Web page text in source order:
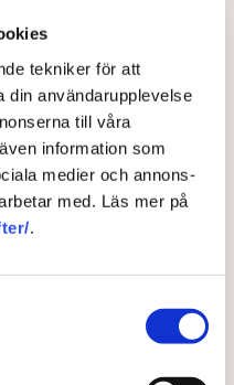
tekniker för att
din användarupplevelse
till våra
information som
medier och annons-
med. Läs mer på
.
säger Anna-
kan polisen
som stör
aktivister
anm.) har det skett
13 paragraf. Om
att polisens uppgift
komplexiteten i